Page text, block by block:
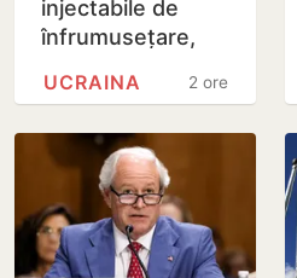
injectabile de
înfrumusețare,
colet poștal,
Aeroportul…
2 ore
UCRAINA